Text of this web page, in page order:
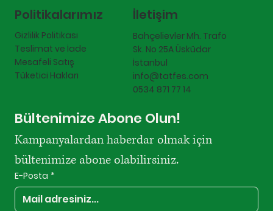
Politikalarımız
Gizlilik Politikası
Teslimat ve İade
Mesafeli Satış
Tüketici Hakları
İletişim
Bahçelievler Mh. Trafo
Sk. No 25A Üsküdar
İstanbul
info@tatfes.com
0534 871 77 14
Bültenimize Abone Olun!
Kampanyalardan haberdar olmak için
bültenimize abone olabilirsiniz.
E-Posta *